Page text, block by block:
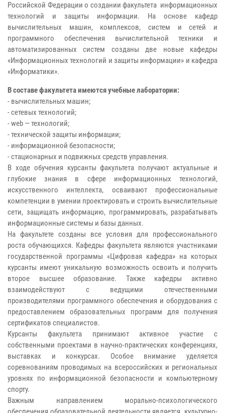
Российской Федерации о создании факультета информационных
технологий и защиты информации. На основе кафедр
вычислительных машин, комплексов, систем и сетей и
программного обеспечения вычислительной техники и
автоматизированных систем созданы две новые кафедры
«Информационных технологий и защиты информации» и кафедра
«Информатики».
В составе факультета имеются учебные лаборатории:
- вычислительных машин;
- сетевых технологий;
- web — технологий;
- технической защиты информации;
- информационной безопасности;
- стационарных и подвижных средств управления.
В ходе обучения курсанты факультета получают актуальные и
глубокие знания в сфере информационных технологий,
искусственного интеллекта, осваивают профессиональные
компетенции в умении проектировать и строить вычислительные
сети, защищать информацию, программировать, разрабатывать
информационные системы и базы данных.
На факультете созданы все условия для профессионального
роста обучающихся. Кафедры факультета являются участниками
государственной программы «Цифровая кафедра» на которых
курсанты имеют уникальную возможность освоить и получить
второе высшее образование. Также кафедры активно
взаимодействуют с ведущими отечественными
производителями программного обеспечения и оборудования с
предоставлением образовательных программ для получения
сертификатов специалистов.
Курсанты факультета принимают активное участие с
собственными проектами в научно-практических конференциях,
выставках и конкурсах. Особое внимание уделяется
соревнованиям проводимых на всероссийских и региональных
уровнях по информационной безопасности и компьютерному
спорту.
Важным направлением морально-психологического